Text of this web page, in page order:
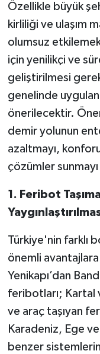
Özellikle büyük
kirliliği ve ulaşım
olumsuz
için yenilikçi ve
geliştirilmesi
genelinde
önerilecektir.
demir yolunun
azaltmayı,
çözümler
1. Feribot
Türkiye'nin farklı
önemli
Yenikapı’dan
feribotları; Kartal
ve araç taşıyan
Karadeniz, Ege
benzer